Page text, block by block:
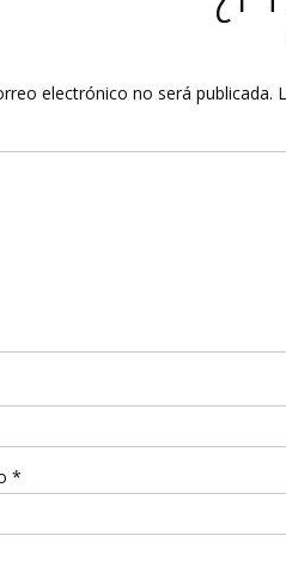
electrónico no será publicada.
*